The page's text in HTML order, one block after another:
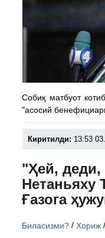
Собиқ матбуот
"асосий
Киритилди: 13:53
"Ҳей, деди,
Нетаньяху
Ғазога
Биласизми? /Хориж